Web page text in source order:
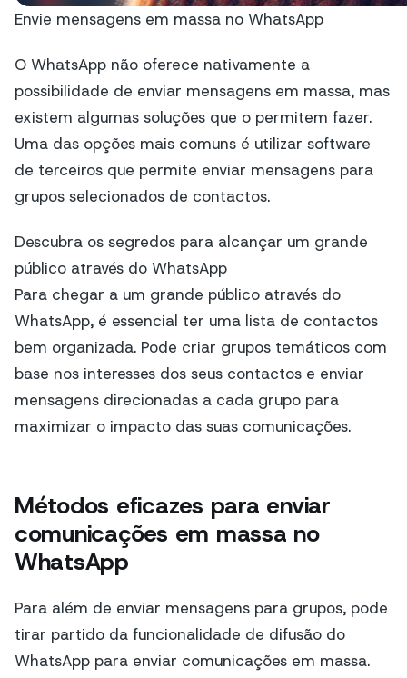
Envie mensagens em massa no WhatsApp
O WhatsApp não oferece nativamente a
possibilidade de enviar mensagens em massa, mas
existem algumas soluções que o permitem fazer.
Uma das opções mais comuns é utilizar software
de terceiros que permite enviar mensagens para
grupos selecionados de contactos.
Descubra os segredos para alcançar um grande
público através do WhatsApp
Para chegar a um grande público através do
WhatsApp, é essencial ter uma lista de contactos
bem organizada. Pode criar grupos temáticos com
base nos interesses dos seus contactos e enviar
mensagens direcionadas a cada grupo para
maximizar o impacto das suas comunicações.
Métodos eficazes para enviar
comunicações em massa no
WhatsApp
Para além de enviar mensagens para grupos, pode
tirar partido da funcionalidade de difusão do
WhatsApp para enviar comunicações em massa.